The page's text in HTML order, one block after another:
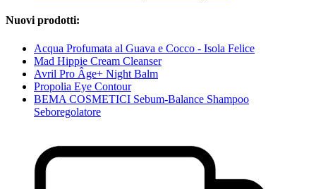
Nuovi prodotti:
Acqua Profumata al Guava e Cocco - Isola Felice
Mad Hippie Cream Cleanser
Avril Pro Âge+ Night Balm
Propolia Eye Contour
BEMA COSMETICI Sebum-Balance Shampoo
Seboregolatore